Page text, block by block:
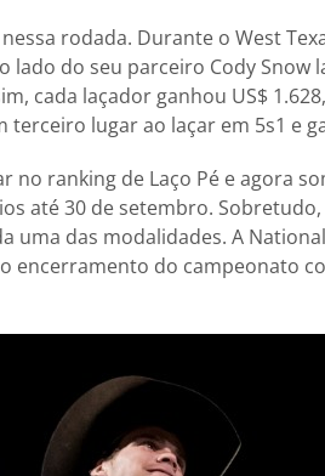
rodada. Durante o West
lado do seu parceiro Cody Snow
cada laçador ganhou US$
terceiro lugar ao laçar em 5s1 e
ranking de Laço Pé e agora
até 30 de setembro.
uma das modalidades. A
encerramento do campeonato